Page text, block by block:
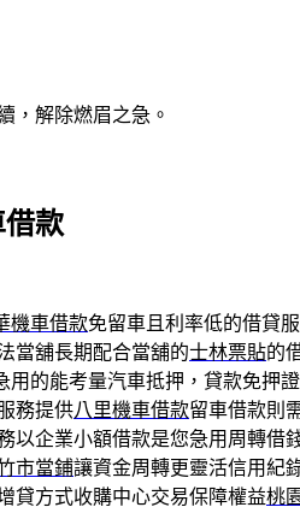
，解除燃眉之急。
款
機車借款免留車且利率低的借貸
當舖長期配合當舖的士林票貼的
用的能考量汽車抵押，貸款免押
務提供八里機車借款留車借款則
以企業小額借款是您急用周轉借
市當鋪讓資金周轉更靈活信用紀
貸方式收購中心交易保障權益桃